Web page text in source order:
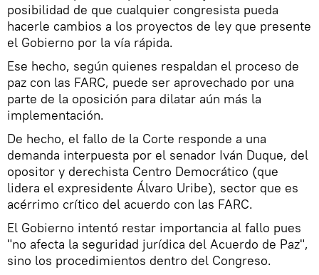
posibilidad de que cualquier congresista pueda
hacerle cambios a los proyectos de ley que presente
el Gobierno por la vía rápida.
Ese hecho, según quienes respaldan el proceso de
paz con las FARC, puede ser aprovechado por una
parte de la oposición para dilatar aún más la
implementación.
De hecho, el fallo de la Corte responde a una
demanda interpuesta por el senador Iván Duque, del
opositor y derechista Centro Democrático (que
lidera el expresidente Álvaro Uribe), sector que es
acérrimo crítico del acuerdo con las FARC.
El Gobierno intentó restar importancia al fallo pues
"no afecta la seguridad jurídica del Acuerdo de Paz",
sino los procedimientos dentro del Congreso.